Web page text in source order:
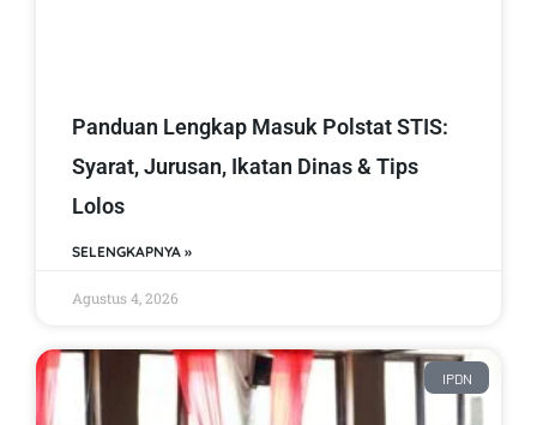
Panduan Lengkap Masuk Polstat STIS:
Syarat, Jurusan, Ikatan Dinas & Tips
Lolos
SELENGKAPNYA »
Agustus 4, 2026
IPDN